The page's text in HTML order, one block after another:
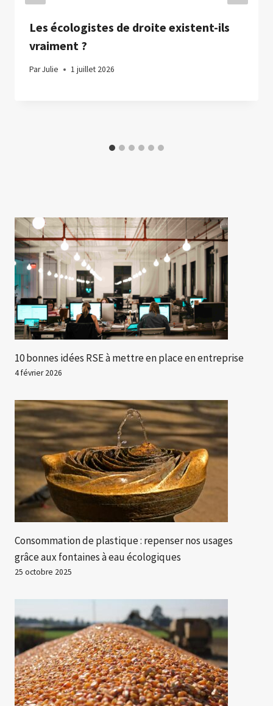
Les écologistes de droite existent-ils
vraiment ?
ParJulie 1 juillet 2026
10 bonnes idées RSE à mettre en place en entreprise
4 février 2026
Consommation de plastique : repenser nos usages
grâce aux fontaines à eau écologiques
25 octobre 2025